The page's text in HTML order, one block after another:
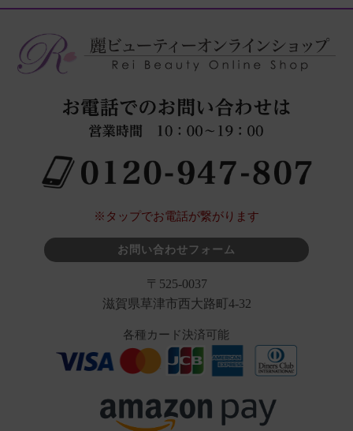
※タップでお電話が繋がります
お問い合わせフォーム
〒525-0037
滋賀県草津市西大路町4-32
各種カード決済可能